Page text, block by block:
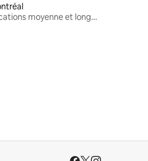
Locations moyenne et longue durée